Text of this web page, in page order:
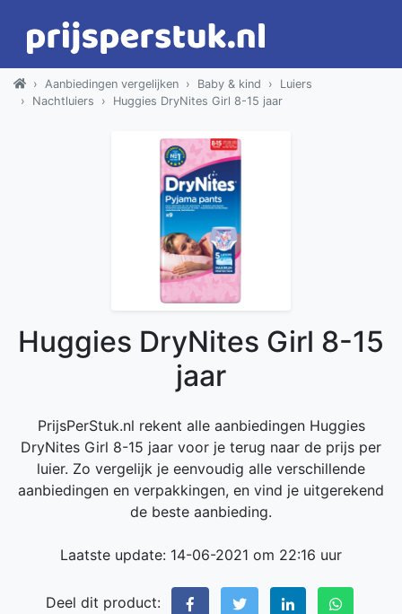
Aanbiedingen vergelijken Baby & kind
Luiers
Nachtluiers
Huggies DryNites Girl 8-15 jaar
Huggies DryNites Girl 8-15
jaar
PrijsPerStuk.nl rekent alle aanbiedingen Huggies
DryNites Girl 8-15 jaar voor je terug naar de prijs per
luier. Zo vergelijk je eenvoudig alle verschillende
aanbiedingen en verpakkingen, en vind je uitgerekend
de beste aanbieding.
Laatste update: 14-06-2021 om 22:16 uur
Deel dit product: